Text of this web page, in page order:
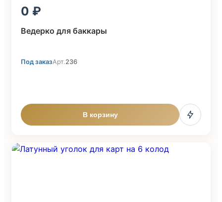
0
Ведерко для баккары
Под заказАрт. 236
В корзину